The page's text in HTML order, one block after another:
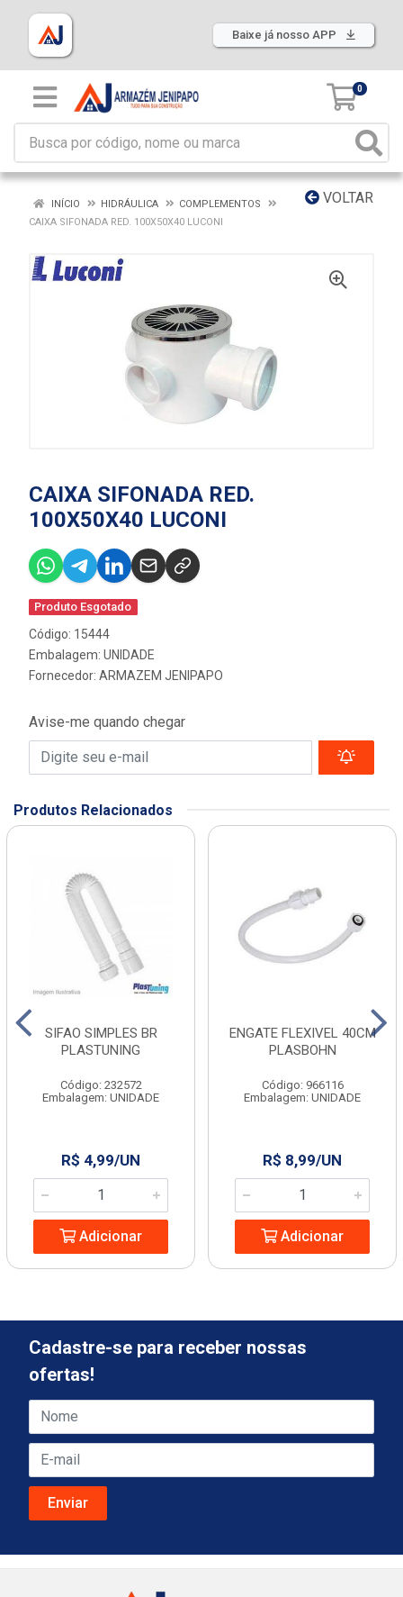
Baixe já nosso APP
0
VOLTAR
INÍCIO HIDRÁULICA
COMPLEMENTOS
CAIXA SIFONADA RED. 100X50X40 LUCONI
CAIXA SIFONADA RED.
100X50X40 LUCONI
Produto Esgotado
Código: 15444
Embalagem: UNIDADE
Fornecedor: ARMAZEM JENIPAPO
Avise-me quando chegar
Produtos Relacionados
SIFAO SIMPLES BR
PLASTUNING
Código: 232572
Embalagem: UNIDADE
R$ 4,99/UN
Adicionar
ENGATE FLEXIVEL 40CM
PLASBOHN
Código: 966116
Embalagem: UNIDADE
R$ 8,99/UN
Adicionar
Cadastre-se para receber nossas
ofertas!